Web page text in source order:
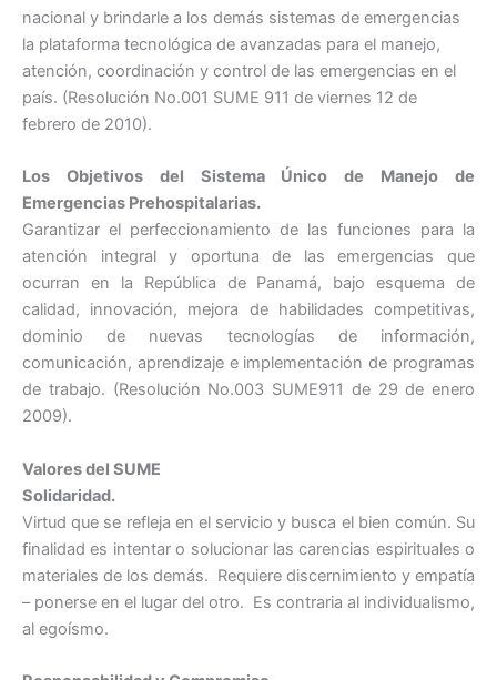
nacional y brindarle a los demás sistemas de emergencias
la plataforma tecnológica de avanzadas para el manejo,
atención, coordinación y control de las emergencias en el
país. (Resolución No.001 SUME 911 de viernes 12 de
febrero de 2010).
Los Objetivos del Sistema Único de Manejo de
Emergencias Prehospitalarias.
Garantizar el perfeccionamiento de las funciones para la
atención integral y oportuna de las emergencias que
ocurran en la República de Panamá, bajo esquema de
calidad, innovación, mejora de habilidades competitivas,
dominio de nuevas tecnologías de información,
comunicación, aprendizaje e implementación de programas
de trabajo. (Resolución No.003 SUME911 de 29 de enero
2009).
Valores del SUME
Solidaridad.
Virtud que se refleja en el servicio y busca el bien común. Su
finalidad es intentar o solucionar las carencias espirituales o
materiales de los demás. Requiere discernimiento y empatía
– ponerse en el lugar del otro. Es contraria al individualismo,
al egoísmo.